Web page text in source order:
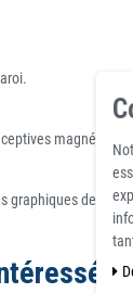
magnétiques
graphiques de